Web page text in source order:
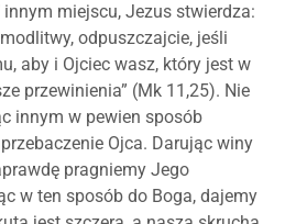
miejscu, Jezus stwierdza:
odpuszczajcie, jeśli
aby i Ojciec wasz, który jest w
przewinienia” (Mk 11,25). Nie
innym w pewien sposób
Ojca. Darując winy
pragniemy Jego
w ten sposób do Boga, dajemy